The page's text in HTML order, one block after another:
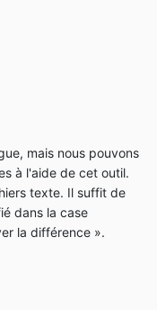
mais nous pouvons
à l'aide de cet outil.
texte. Il suffit de
dans la case
la différence ».